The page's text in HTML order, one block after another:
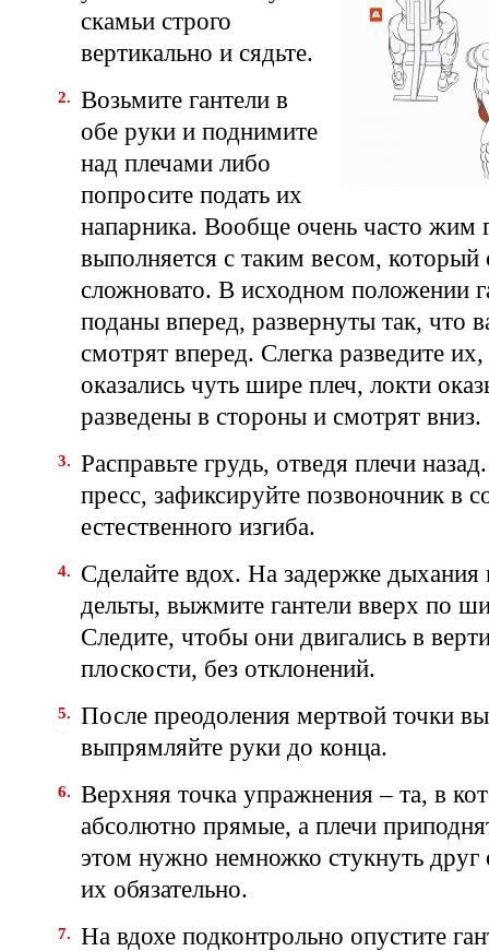
скамьи строго
вертикально и сядьте.
Возьмите гантели в
обе руки и поднимите
над плечами либо
попросите подать их
напарника. Вообще очень часто жим
выполняется с таким весом,
сложновато. В исходном положении
поданы вперед, развернуты так, что
смотрят вперед. Слегка разведите
оказались чуть шире плеч, локти
разведены в стороны и смотрят вниз.
Расправьте грудь, отведя плечи
пресс, зафиксируйте позвоночник в
естественного изгиба.
Сделайте вдох. На задержке дыхания
дельты, выжмите гантели вверх по
Следите, чтобы они двигались в
плоскости, без отклонений.
После преодоления мертвой точки
выпрямляйте руки до конца.
Верхняя точка упражнения – та, в
абсолютно прямые, а плечи
этом нужно немножко стукнуть друг
их обязательно.
На вдохе подконтрольно опустите